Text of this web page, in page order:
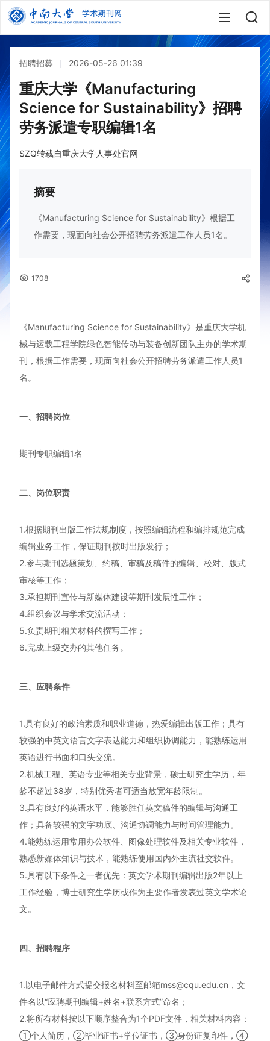
招聘招募 2026-05-26 01:39
重庆大学《Manufacturing
Science for Sustainability》招聘
劳务派遣专职编辑1名
SZQ转载自重庆大学人事处官网
摘要
《Manufacturing Science for Sustainability》根据工
作需要，现面向社会公开招聘劳务派遣工作人员1名。
1708
《Manufacturing Science for Sustainability》是重庆大学机
械与运载工程学院绿色智能传动与装备创新团队主办的学术期
刊，根据工作需要，现面向社会公开招聘劳务派遣工作人员1
名。
一、招聘岗位
期刊专职编辑1名
二、岗位职责
1.根据期刊出版工作法规制度，按照编辑流程和编排规范完成
编辑业务工作，保证期刊按时出版发行；
2.参与期刊选题策划、约稿、审稿及稿件的编辑、校对、版式
审核等工作；
3.承担期刊宣传与新媒体建设等期刊发展性工作；
4.组织会议与学术交流活动；
5.负责期刊相关材料的撰写工作；
6.完成上级交办的其他任务。
三、应聘条件
1.具有良好的政治素质和职业道德，热爱编辑出版工作；具有
较强的中英文语言文字表达能力和组织协调能力，能熟练运用
英语进行书面和口头交流。
2.机械工程、英语专业等相关专业背景，硕士研究生学历，年
龄不超过38岁，特别优秀者可适当放宽年龄限制。
3.具有良好的英语水平，能够胜任英文稿件的编辑与沟通工
作；具备较强的文字功底、沟通协调能力与时间管理能力。
4.能熟练运用常用办公软件、图像处理软件及相关专业软件，
熟悉新媒体知识与技术，能熟练使用国内外主流社交软件。
5.具有以下条件之一者优先：英文学术期刊编辑出版2年以上
工作经验，博士研究生学历或作为主要作者发表过英文学术论
文。
四、招聘程序
1.以电子邮件方式提交报名材料至邮箱mss@cqu.edu.cn，文
件名以“应聘期刊编辑+姓名+联系方式”命名；
2.将所有材料按以下顺序整合为1个PDF文件，相关材料内容：
①个人简历，②毕业证书+学位证书，③身份证复印件，④